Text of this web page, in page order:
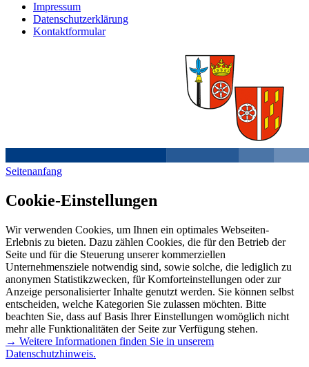
Impressum
Datenschutzerklärung
Kontaktformular
Seitenanfang
Cookie-Einstellungen
Wir verwenden Cookies, um Ihnen ein optimales Webseiten-
Erlebnis zu bieten. Dazu zählen Cookies, die für den Betrieb der
Seite und für die Steuerung unserer kommerziellen
Unternehmensziele notwendig sind, sowie solche, die lediglich zu
anonymen Statistikzwecken, für Komforteinstellungen oder zur
Anzeige personalisierter Inhalte genutzt werden. Sie können selbst
entscheiden, welche Kategorien Sie zulassen möchten. Bitte
beachten Sie, dass auf Basis Ihrer Einstellungen womöglich nicht
mehr alle Funktionalitäten der Seite zur Verfügung stehen.
→ Weitere Informationen finden Sie in unserem
Datenschutzhinweis.